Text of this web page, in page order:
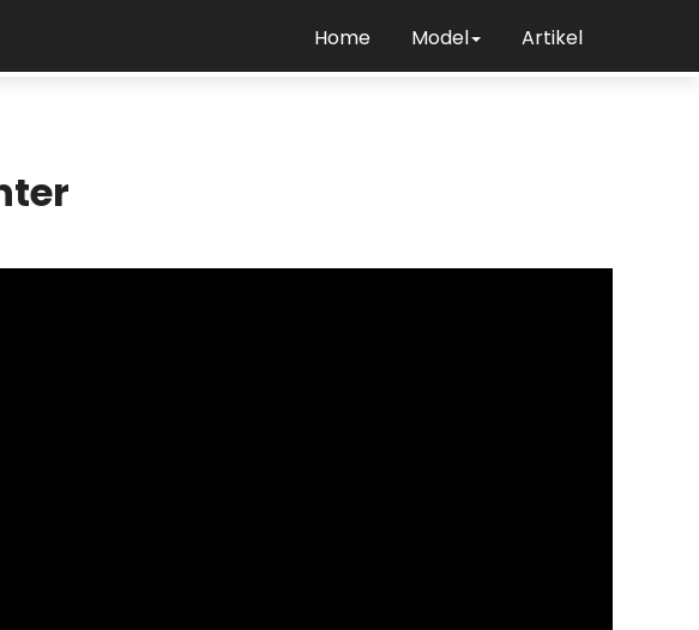
Home Model Artikel